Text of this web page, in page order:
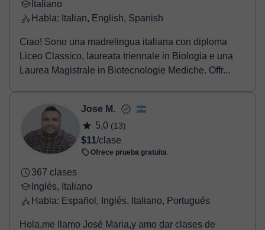
Italiano
Habla: Italian, English, Spanish
Ciao! Sono una madrelingua italiana con diploma
Liceo Classico, laureata triennale in Biologia e una
Laurea Magistrale in Biotecnologie Mediche. Offr...
Jose M.
5,0 (13)
$11/clase
Ofrece prueba gratuita
367 clases
Inglés, Italiano
Habla: Español, Inglés, Italiano, Portugués
Hola,me llamo José Maria,y amo dar clases de